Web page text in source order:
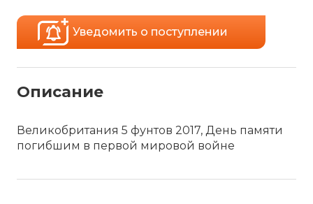
Уведомить о поступлении
Описание
Великобритания 5 фунтов 2017, День памяти
погибшим в первой мировой войне